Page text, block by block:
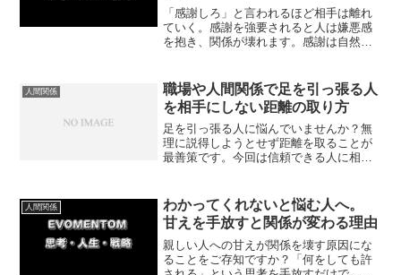
「感謝しろ」と言われるほど相手は離れ
ていく。感謝を強要されると人は嫌悪感
を抱き、関係が壊れます。感謝は自然に
回は感謝を強要しないメリットについて
紹介していきます。
人間関係
職場や人間関係で足を引っ張る人
を相手にしない距離の取り方
足を引っ張る人に悩んでいませんか？無
理に説得しようとせず距離を取ることが
最善策です。今回は信頼できる人に相談
人間関係
わかってくれないと悩む人へ。
甘えを手放すと関係が変わる理由
親しい人への甘えが関係を壊す原因にな
ることをご存知ですか？「何をしても許